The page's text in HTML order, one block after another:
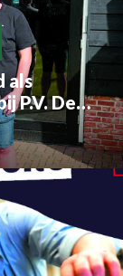
als
P.V. De